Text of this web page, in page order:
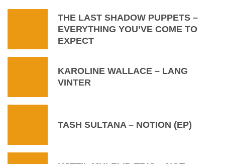
THE LAST SHADOW PUPPETS –
EVERYTHING YOU’VE COME TO
EXPECT
KAROLINE WALLACE – LANG
VINTER
TASH SULTANA – NOTION (EP)